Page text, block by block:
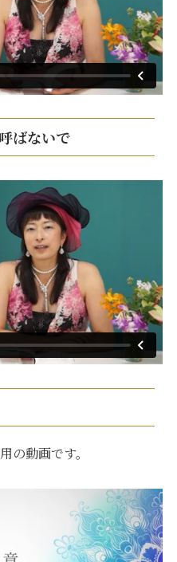
ばないで
の動画です。